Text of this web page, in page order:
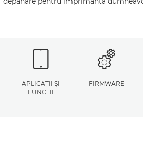
APLICAŢII ŞI
FUNCŢII
FIRMWARE